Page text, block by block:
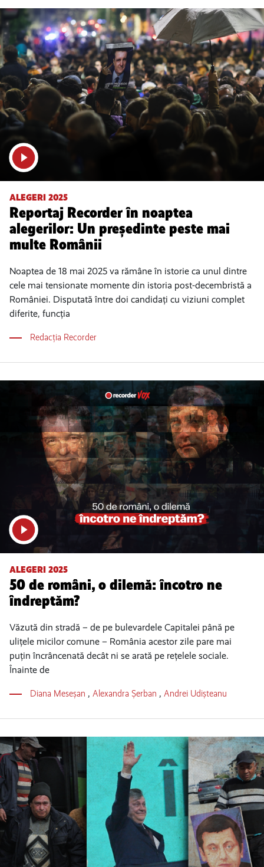
ALEGERI 2025
Reportaj Recorder în noaptea
alegerilor: Un președinte peste mai
multe Românii
Noaptea de 18 mai 2025 va rămâne în istorie ca unul dintre
cele mai tensionate momente din istoria post-decembristă a
României. Disputată între doi candidați cu viziuni complet
diferite, funcția
Redacția Recorder
ALEGERI 2025
50 de români, o dilemă: încotro ne
îndreptăm?
Văzută din stradă – de pe bulevardele Capitalei până pe
ulițele micilor comune – România acestor zile pare mai
puțin încrâncenată decât ni se arată pe rețelele sociale.
Înainte de
Diana Meseșan , Alexandra Șerban , Andrei Udișteanu